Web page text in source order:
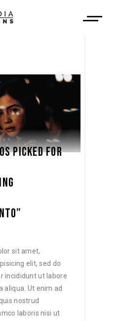
PICKED FOR
sit amet,
elit, sed do
incididunt ut labore
aliqua. Ut enim ad
nostrud
laboris nisi ut